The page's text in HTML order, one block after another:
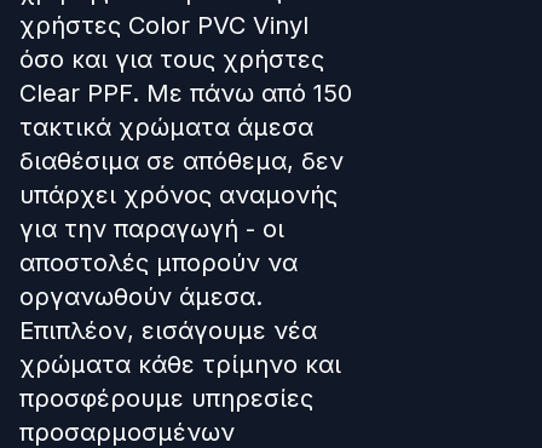
χρήστες Color PVC Vinyl
όσο και για τους χρήστες
Clear PPF. Με πάνω από 150
τακτικά χρώματα άμεσα
διαθέσιμα σε απόθεμα, δεν
υπάρχει χρόνος αναμονής
για την παραγωγή - οι
αποστολές μπορούν να
οργανωθούν άμεσα.
Επιπλέον, εισάγουμε νέα
χρώματα κάθε τρίμηνο και
προσφέρουμε υπηρεσίες
προσαρμοσμένων